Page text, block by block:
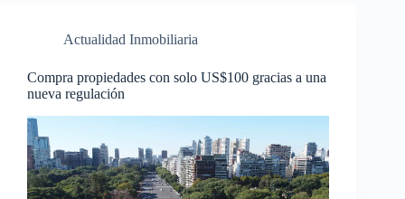
Actualidad Inmobiliaria
Compra propiedades con solo US$100 gracias a una
nueva regulación